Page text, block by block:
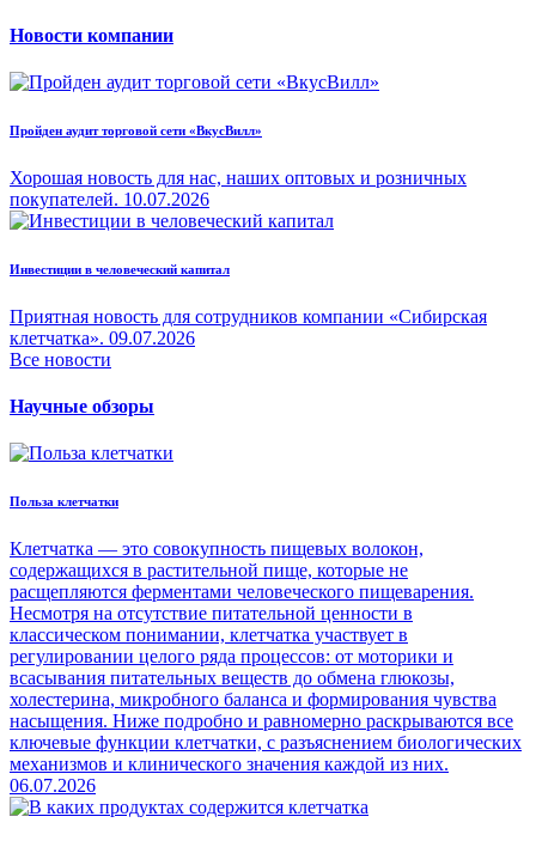
Новости компании
Пройден аудит торговой сети «ВкусВилл»
Хорошая новость для нас, наших оптовых и розничных
покупателей. 10.07.2026
Инвестиции в человеческий капитал
Приятная новость для сотрудников компании «Сибирская
клетчатка». 09.07.2026
Все новости
Научные обзоры
Польза клетчатки
Клетчатка — это совокупность пищевых волокон,
содержащихся в растительной пище, которые не
расщепляются ферментами человеческого пищеварения.
Несмотря на отсутствие питательной ценности в
классическом понимании, клетчатка участвует в
регулировании целого ряда процессов: от моторики и
всасывания питательных веществ до обмена глюкозы,
холестерина, микробного баланса и формирования чувства
насыщения. Ниже подробно и равномерно раскрываются все
ключевые функции клетчатки, с разъяснением биологических
механизмов и клинического значения каждой из них.
06.07.2026